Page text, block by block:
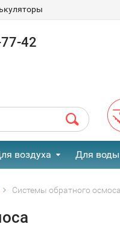
42
воздуха Для воды
Системы обратного осмоса